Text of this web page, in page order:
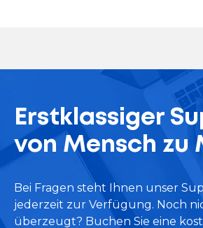
Erstklassiger
von Mensch zu
Bei Fragen steht Ihnen unser
jederzeit zur Verfügung. Noch
überzeugt? Buchen Sie eine